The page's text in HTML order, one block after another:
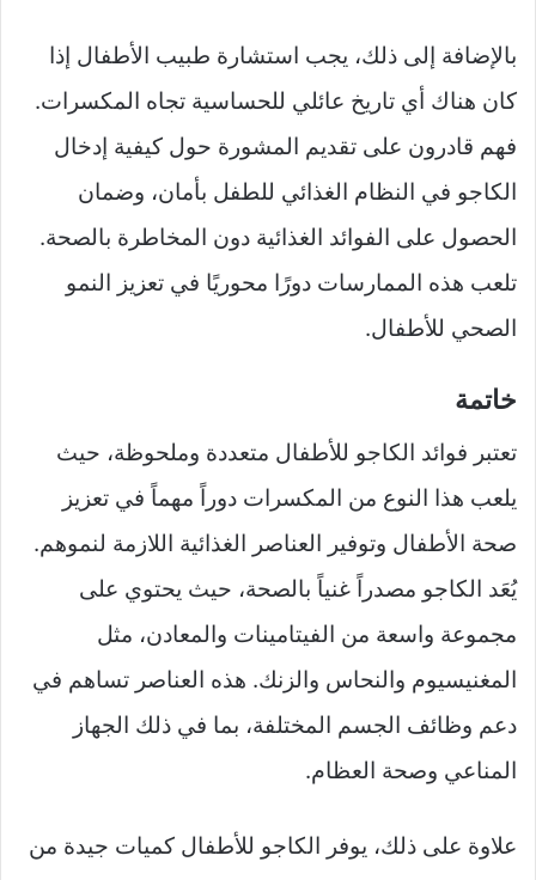
بالإضافة إلى ذلك، يجب استشارة طبيب الأطفال إذا
كان هناك أي تاريخ عائلي للحساسية تجاه المكسرات.
فهم قادرون على تقديم المشورة حول كيفية إدخال
الكاجو في النظام الغذائي للطفل بأمان، وضمان
الحصول على الفوائد الغذائية دون المخاطرة بالصحة.
تلعب هذه الممارسات دورًا محوريًا في تعزيز النمو
الصحي للأطفال.
خاتمة
تعتبر فوائد الكاجو للأطفال متعددة وملحوظة، حيث
يلعب هذا النوع من المكسرات دوراً مهماً في تعزيز
صحة الأطفال وتوفير العناصر الغذائية اللازمة لنموهم.
يُعَد الكاجو مصدراً غنياً بالصحة، حيث يحتوي على
مجموعة واسعة من الفيتامينات والمعادن، مثل
المغنيسيوم والنحاس والزنك. هذه العناصر تساهم في
دعم وظائف الجسم المختلفة، بما في ذلك الجهاز
المناعي وصحة العظام.
علاوة على ذلك، يوفر الكاجو للأطفال كميات جيدة من